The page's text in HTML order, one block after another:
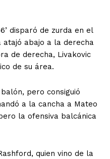
disparó de zurda en el
abajo a la derecha
de derecha, Livakovic
de su área.
pero consiguió
a la cancha a Mateo
la ofensiva balcánica
quien vino de la